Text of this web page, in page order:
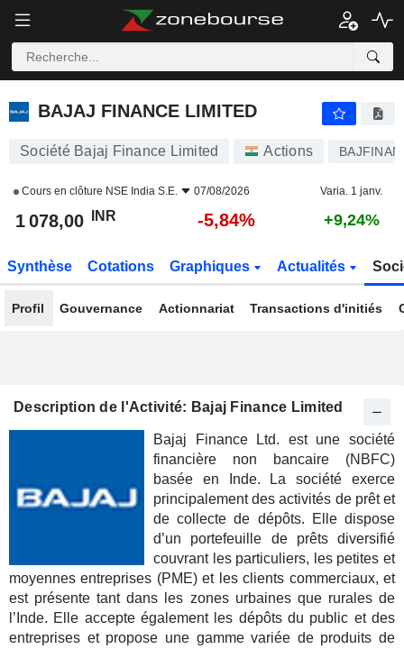
BAJAJ FINANCE LIMITED
BAJAJ FINANCE LIMITED
Société Bajaj Finance Limited Actions
Cours en clôture NSE India S.E. 07/08/2026 Varia. 1 janv.
1 078,00 INR -5,84% +9,24%
Synthèse Cotations Graphiques Actualités
Profil Gouvernance Actionnariat Transactions d'initiés
Description de l'Activité: Bajaj Finance Limited
Bajaj Finance Ltd. est une société
financière non bancaire (NBFC)
basée en Inde. La société exerce
principalement des activités de prêt et
de collecte de dépôts. Elle dispose
d’un portefeuille de prêts diversifié
couvrant les particuliers, les petites et
moyennes entreprises (PME) et les clients commerciaux, et
est présente tant dans les zones urbaines que rurales de
l’Inde. Elle accepte également les dépôts du public et des
entreprises et propose une gamme variée de produits de